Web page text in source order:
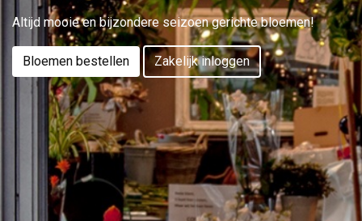
Altijd mooie en bijzondere seizoen gerichte bloemen!
Bloemen bestellen Zakelijk inloggen